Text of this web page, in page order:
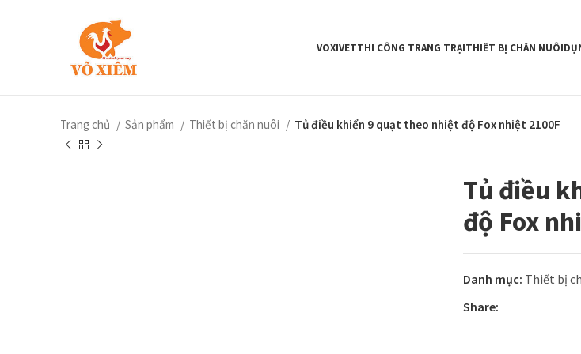
VOXIVETTHI CÔNG TRANG TRẠITHIẾT BỊ CHĂN NUÔI
Trang chủ Sản phẩm Thiết bị chăn nuôi Tủ điều khiển 9 quạt theo nhiệt độ Fox nhiệt 2100F
Tủ điều
độ Fox
Danh mục: Thiết bị
Share: